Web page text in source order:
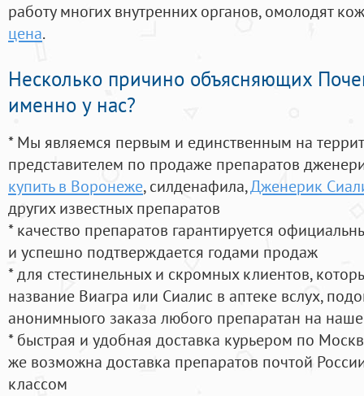
работу многих внутренних органов, омолодят
цена.
Несколько причино объясняющих
именно у нас?
* Мы являемся первым и единственным на
представителем по продаже препаратов
купить в Воронеже, силденафила,Дженерик
других известных препаратов
* качество препаратов гарантируется
и успешно подтверждается годами продаж
* для стестинельных и скромных клиентов,
название Виагра или Сиалис в аптеке вслух,
анонимныого заказа любого препаратан на
* быстрая и удобная доставка курьером по
же возможна доставка препаратов почтой
классом